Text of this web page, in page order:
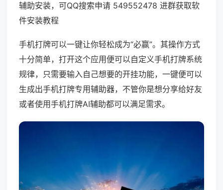
辅助安装，可QQ搜索申请 549552478 进群获取软
件安装教程
手机打牌可以一键让你轻松成为“必赢”。其操作方式
十分简单，打开这个应用便可以自定义手机打牌系统
规律，只需要输入自己想要的开挂功能，一键便可以
生成出手机打牌专用辅助器，不管你是想分享给好友
或者使用手机打牌AI辅助都可以满足需求。